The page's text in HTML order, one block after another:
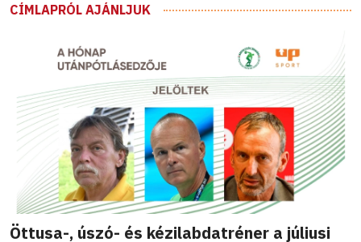
CÍMLAPRÓL AJÁNLJUK
Öttusa-, úszó- és kézilabdatréner a júliusi